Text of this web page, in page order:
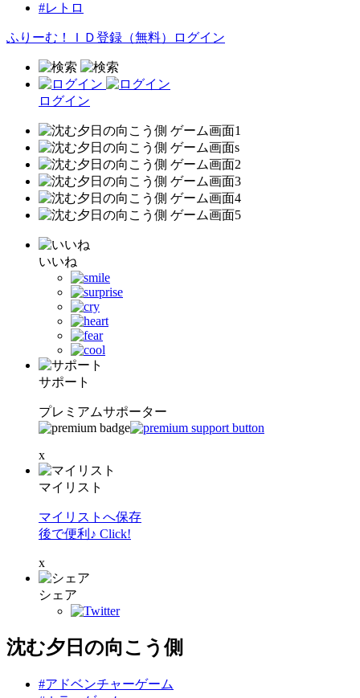
#レトロ
ふりーむ！ＩＤ登録（無料） ログイン
ログイン
いいね
サポート
プレミアムサポーター
x
マイリスト
マイリストへ保存
後で便利♪ Click!
x
シェア
沈む夕日の向こう側
#アドベンチャーゲーム